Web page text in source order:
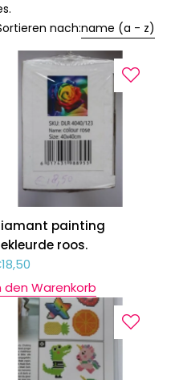
nach:name (a - z)
painting
roos.
18,50
den Warenkorb